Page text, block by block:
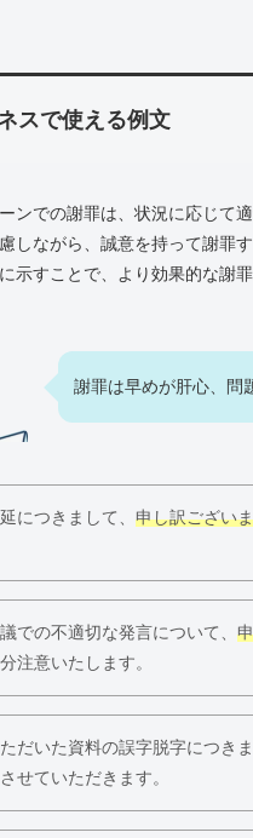
スで使える例文
ンでの謝罪は、状況に応じて
しながら、誠意を持って謝罪
示すことで、より効果的な謝罪
謝罪は早めが肝心、問
につきまして、 申し訳ござい
での不適切な発言について、
注意いたします。
だいた資料の誤字脱字につきま
せていただきます。